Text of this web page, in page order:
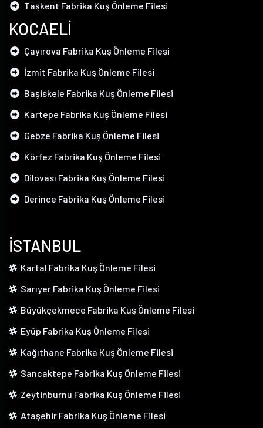
Taşkent Fabrika Kuş Önleme Filesi
KOCAELİ
Çayırova Fabrika Kuş Önleme Filesi
İzmit Fabrika Kuş Önleme Filesi
Başiskele Fabrika Kuş Önleme Filesi
Kartepe Fabrika Kuş Önleme Filesi
Gebze Fabrika Kuş Önleme Filesi
Körfez Fabrika Kuş Önleme Filesi
Dilovası Fabrika Kuş Önleme Filesi
Derince Fabrika Kuş Önleme Filesi
İSTANBUL
Kartal Fabrika Kuş Önleme Filesi
Sarıyer Fabrika Kuş Önleme Filesi
Büyükçekmece Fabrika Kuş Önleme Filesi
Eyüp Fabrika Kuş Önleme Filesi
Kağıthane Fabrika Kuş Önleme Filesi
Sancaktepe Fabrika Kuş Önleme Filesi
Zeytinburnu Fabrika Kuş Önleme Filesi
Ataşehir Fabrika Kuş Önleme Filesi